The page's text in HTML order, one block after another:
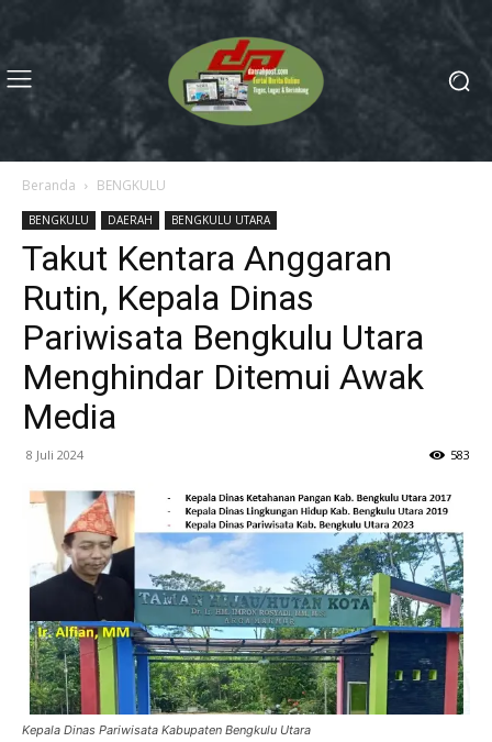
Beranda BENGKULU
BENGKULU DAERAH BENGKULU UTARA
Takut Kentara Anggaran
Rutin, Kepala Dinas
Pariwisata Bengkulu Utara
Menghindar Ditemui Awak
Media
8 Juli 2024 583
Kepala Dinas Pariwisata Kabupaten Bengkulu Utara